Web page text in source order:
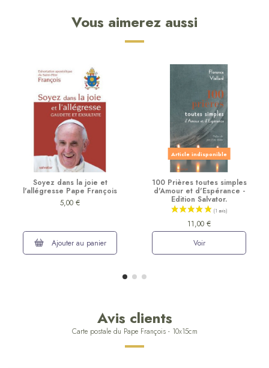
Vous aimerez aussi
Soyez dans la joie et
l'allégresse Pape François
5,00 €
Ajouter au panier
Article indisponible
100 Prières toutes simples
d'Amour et d'Espérance -
Edition Salvator.
11,00 €
Voir
Avis clients
Carte postale du Pape François - 10x15cm